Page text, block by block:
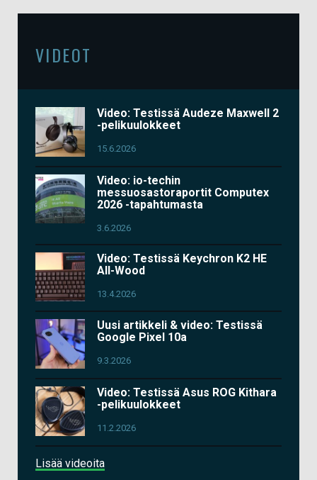
VIDEOT
Video: Testissä Audeze Maxwell 2
-pelikuulokkeet
15.6.2026
Video: io-techin
messuosastoraportit Computex
2026 -tapahtumasta
3.6.2026
Video: Testissä Keychron K2 HE
All-Wood
13.4.2026
Uusi artikkeli & video: Testissä
Google Pixel 10a
9.3.2026
Video: Testissä Asus ROG Kithara
-pelikuulokkeet
11.2.2026
Lisää videoita